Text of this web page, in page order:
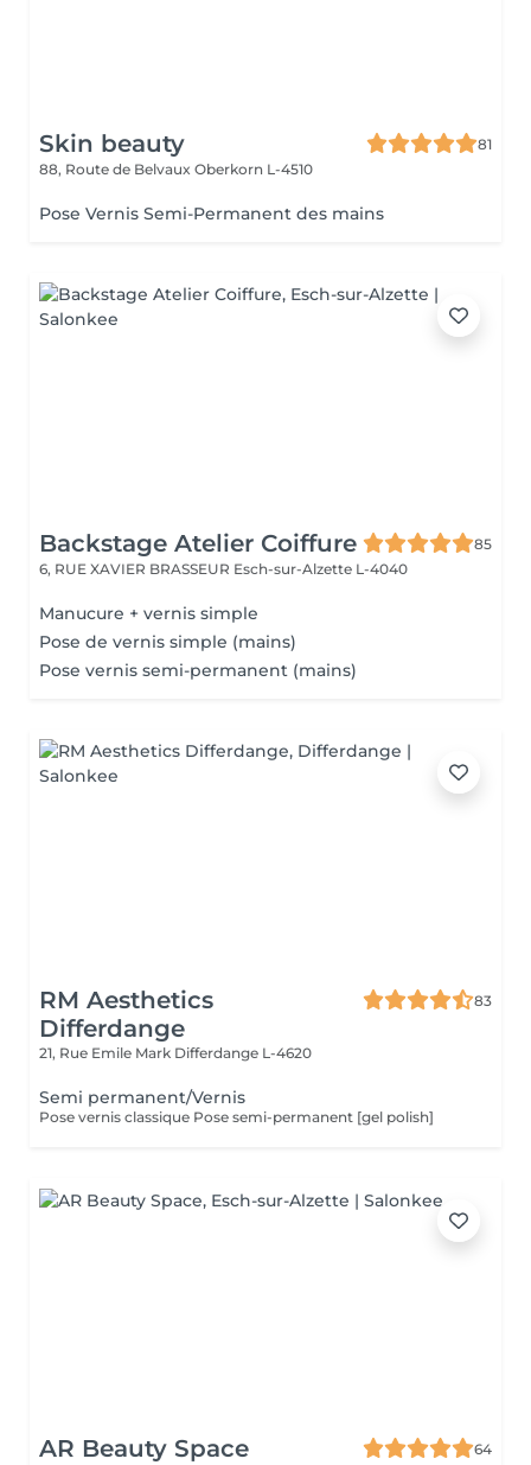
Skin beauty
81
88, Route de Belvaux Oberkorn L-4510
Pose Vernis Semi-Permanent des mains
Backstage Atelier Coiffure
85
6, RUE XAVIER BRASSEUR Esch-sur-Alzette L-4040
Manucure + vernis simple
Pose de vernis simple (mains)
Pose vernis semi-permanent (mains)
RM Aesthetics
Differdange
83
21, Rue Emile Mark Differdange L-4620
Semi permanent/Vernis
Pose vernis classique Pose semi-permanent [gel polish]
AR Beauty Space 64